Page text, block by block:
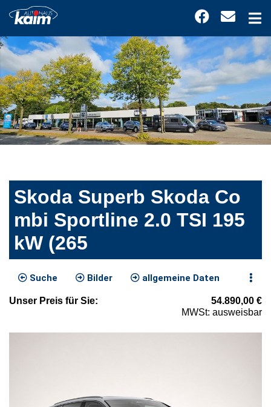
Skoda Superb Skoda Co
mbi Sportline 2.0 TSI 195
kW (265
Suche Bilder allgemeine Daten
Unser Preis für Sie: 54.890,00 €
MWSt: ausweisbar